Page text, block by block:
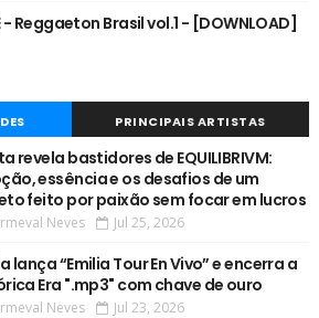
- Reggaeton Brasil vol.1 - [DOWNLOAD]
PRINCIPAIS ARTISTAS
revela bastidores de EQUILIBRIVM:
essência e os desafios de um
feito por paixão sem focar em lucros
Neves Jul 25, 2026
lança “Emilia Tour En Vivo” e encerra a
Era ".mp3" com chave de ouro
Neves Jul 23, 2026